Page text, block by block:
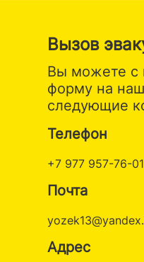
Вызов
Вы можете с
форму на
следующие
Телефон
+7 977 957-76-01
Почта
Адрес